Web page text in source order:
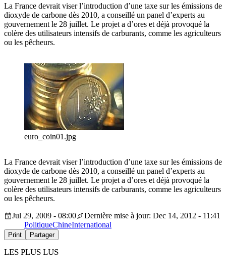
La France devrait viser l’introduction d’une taxe sur les émissions de
dioxyde de carbone dès 2010, a conseillé un panel d’experts au
gouvernement le 28 juillet. Le projet a d’ores et déjà provoqué la
colère des utilisateurs intensifs de carburants, comme les agriculteurs
ou les pêcheurs.
euro_coin01.jpg
La France devrait viser l’introduction d’une taxe sur les émissions de
dioxyde de carbone dès 2010, a conseillé un panel d’experts au
gouvernement le 28 juillet. Le projet a d’ores et déjà provoqué la
colère des utilisateurs intensifs de carburants, comme les agriculteurs
ou les pêcheurs.
Jul 29, 2009 - 08:00
Dernière mise à jour: Dec 14, 2012 - 11:41
PolitiqueChineInternational
Print Partager
LES PLUS LUS